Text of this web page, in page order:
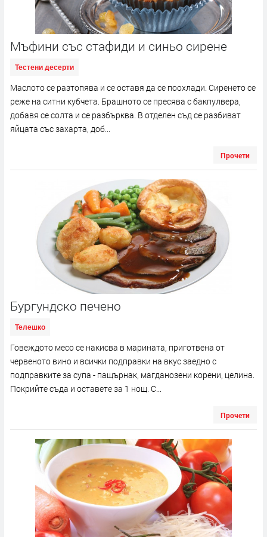
Мъфини със стафиди и синьо сирене
Тестени десерти
Маслото се разтопява и се оставя да се поохлади. Сиренето се
реже на ситни кубчета. Брашното се пресява с бакпулвера,
добавя се солта и се разбърква. В отделен съд се разбиват
яйцата със захарта, доб...
Прочети
Бургундско печено
Телешко
Говеждото месо се накисва в марината, приготвена от
червеното вино и всички подправки на вкус заедно с
подправките за супа - пащърнак, магданозени корени, целина.
Покрийте съда и оставете за 1 нощ. С...
Прочети